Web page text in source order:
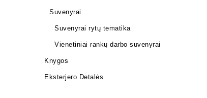
Suvenyrai
Suvenyrai rytų tematika
Vienetiniai rankų darbo suvenyrai
Knygos
Eksterjero Detalės